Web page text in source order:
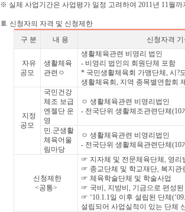
※ 실제 사업기간은 사업평가 일정 고려하여 2011년 11월까
Ⅲ. 신청자의 자격 및 신청제한
구 분
내 용 신청자격
자유
공모
생활체육
관련ㅇ
생활체육관련 비영리 법인
- 비영리 법인의 회원단체 포함
* 국민생활체육회 가맹단체, 시?
생활체육회, 지역 종목별연합회
지정
공모
국민건강
체조 보급
엔젤단 운
영
ㅇ 생활체육관련 비영리법인
- 전국단위 생활체조관련단체(10
민.군생활
체육어울
림마당
ㅇ 생활체육관련 비영리법인
- 전국단위 생활체육관련단체(10
신청제한
<공통>
☞ 지자체 및 전문체육단체, 영리
☞ 종교단체 및 학교재단, 복지관
☞ 체육학술단체 및 학술사업
☞ 국비, 지방비, 기금으로 편성된
☞ ‘10.1.1일 이후 설립된 단체
설립되어 사업실적이 있는 단체